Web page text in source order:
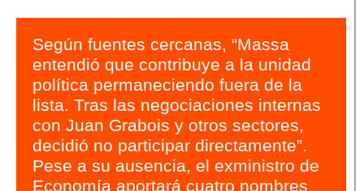
Según fuentes cercanas, “Massa
entendió que contribuye a la unidad
política permaneciendo fuera de la
lista. Tras las negociaciones internas
con Juan Grabois y otros sectores,
decidió no participar directamente”.
Pese a su ausencia, el exministro de
Economía aportará cuatro nombres